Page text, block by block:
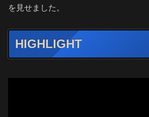
を見せました。
HIGHLIGHT